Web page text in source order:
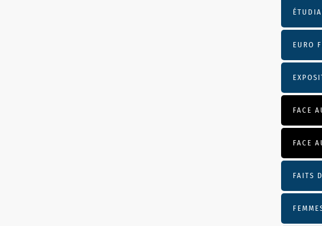
EURO
FACE
FACE
FAITS